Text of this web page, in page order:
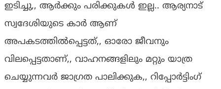
ഇടിച്ചു,, ആർക്കും പരിക്കുകൾ ഇല്ല.. ആര്യനാട്
സ്വദേശിയുടെ കാർ ആണ്
അപകടത്തിൽപ്പെട്ടത്,, ഓരോ ജീവനും
വിലപ്പെട്ടതാണ്,, വാഹനങ്ങളിലും മറ്റും യാത്ര
ചെയ്യുന്നവർ ജാഗ്രത പാലിക്കുക,, റിപ്പോർട്ടിംഗ്